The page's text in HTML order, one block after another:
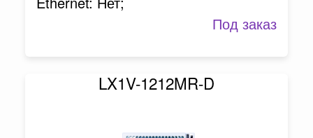
Под заказ
LX1V-1212MR-D